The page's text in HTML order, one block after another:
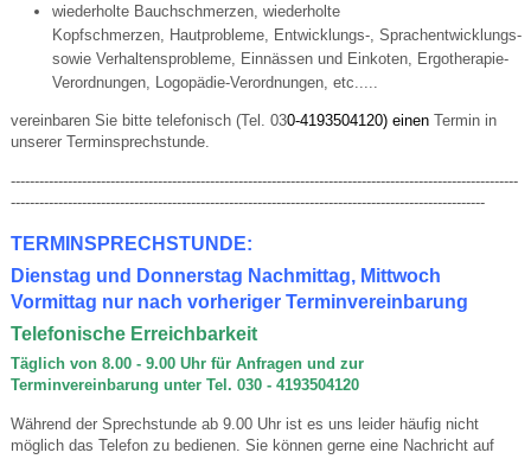
wiederholte Bauchschmerzen, wiederholte
Kopfschmerzen, Hautprobleme, Entwicklungs-, Sprachentwicklungs-
sowie Verhaltensprobleme, Einnässen und Einkoten, Ergotherapie-
Verordnungen, Logopädie-Verordnungen, etc.....
vereinbaren Sie bitte telefonisch (Tel. 030-4193504120) einenTermin in
unserer Terminsprechstunde.
-----------------------------------------------------------------------------------------------------------
----------------------------------------------------------------------------------------------------
TERMINSPRECHSTUNDE:
Dienstag und Donnerstag Nachmittag, Mittwoch
Vormittag nur nach vorheriger Terminvereinbarung
Telefonische Erreichbarkeit
Täglich von 8.00 - 9.00 Uhr für Anfragen und zur
Terminvereinbarung unter Tel. 030 - 4193504120
Während der Sprechstunde ab 9.00 Uhr ist es uns leider häufig nicht
möglich das Telefon zu bedienen. Sie können gerne eine Nachricht auf